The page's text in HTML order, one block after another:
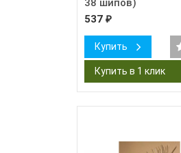
38 шипов)
537 ₽
Купить